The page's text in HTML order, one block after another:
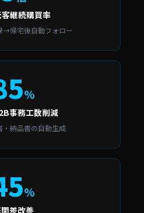
継続購買率
→帰宅後自動フォロー
%
事務工数削減
・納品書の自動生成
%
差改善